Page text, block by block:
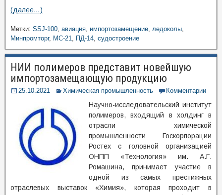
(далее…)
Метки: SSJ-100, авиация, импортозамещение, ледоколы,
Минпромторг, МС-21, ПД-14, судостроение
НИИ полимеров представит новейшую
импортозамещающую продукцию
25.10.2021 Химическая промышленность Комментарии
Научно-исследовательский институт
полимеров, входящий в холдинг в
отрасли химической
промышленности Госкорпорации
Ростех с головной организацией
ОНПП «Технология» им. А.Г.
Ромашина, принимает участие в
одной из самых престижных
отраслевых выставок «Химия», которая проходит в